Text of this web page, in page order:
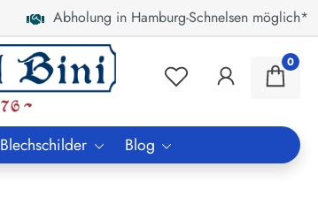
Abholung in Hamburg-Schnelsen möglich*
0
Blechschilder Blog